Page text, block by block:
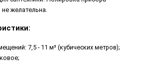
желательна.
7,5 - 11 м³ (кубических метров);